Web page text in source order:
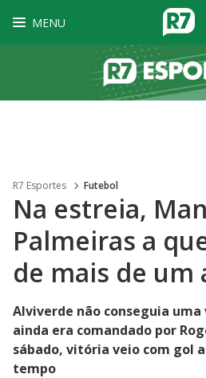
MENU
R7 Esportes Futebol
Na estreia,
Palmeiras a
de mais de um
Alviverde não conseguia uma
ainda era comandado por
sábado, vitória veio com gol
tempo